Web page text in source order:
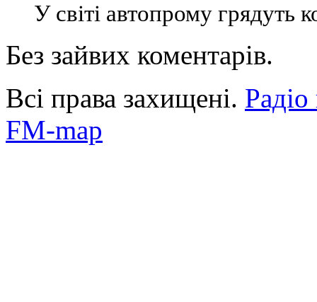
У світі автопрому грядуть
Без зайвих коментарів.
Всі права захищені.
FM-map